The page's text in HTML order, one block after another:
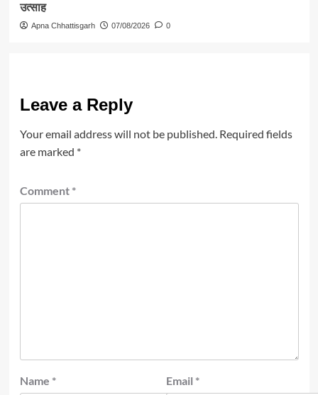
उत्साह
Apna Chhattisgarh 07/08/2026 0
Leave a Reply
Your email address will not be published. Required fields
are marked *
Comment *
Name * Email *